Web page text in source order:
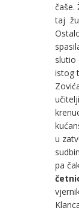
čaše.
taj
slutio
istog
u
pa